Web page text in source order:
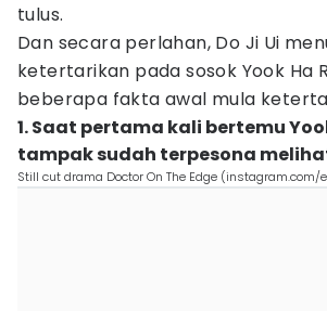
tulus.
Dan secara perlahan, Do Ji Ui
ketertarikan pada sosok Yook Ha
beberapa fakta awal mula
1. Saat pertama kali bertemu
tampak sudah terpesona
Still cut drama Doctor On The Edge (instagram.com/